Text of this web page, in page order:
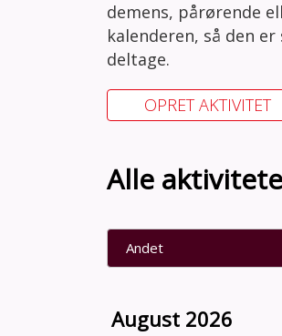
demens, pårørende
kalenderen, så den
deltage.
OPRET AKTIVITET
Alle
Andet
August 2026